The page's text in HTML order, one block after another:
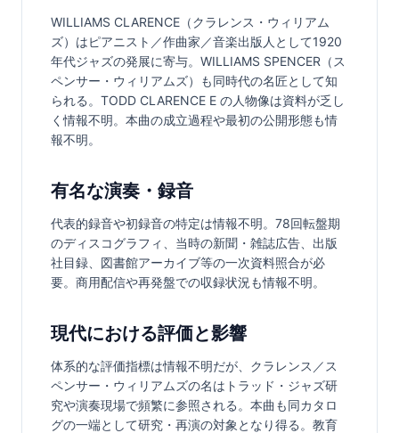
WILLIAMS CLARENCE（クラレンス・ウィリアム
ズ）はピアニスト／作曲家／音楽出版人として1920
年代ジャズの発展に寄与。WILLIAMS SPENCER（ス
ペンサー・ウィリアムズ）も同時代の名匠として知
られる。TODD CLARENCE E の人物像は資料が乏し
く情報不明。本曲の成立過程や最初の公開形態も情
報不明。
有名な演奏・録音
代表的録音や初録音の特定は情報不明。78回転盤期
のディスコグラフィ、当時の新聞・雑誌広告、出版
社目録、図書館アーカイブ等の一次資料照合が必
要。商用配信や再発盤での収録状況も情報不明。
現代における評価と影響
体系的な評価指標は情報不明だが、クラレンス／ス
ペンサー・ウィリアムズの名はトラッド・ジャズ研
究や演奏現場で頻繁に参照される。本曲も同カタロ
グの一端として研究・再演の対象となり得る。教育